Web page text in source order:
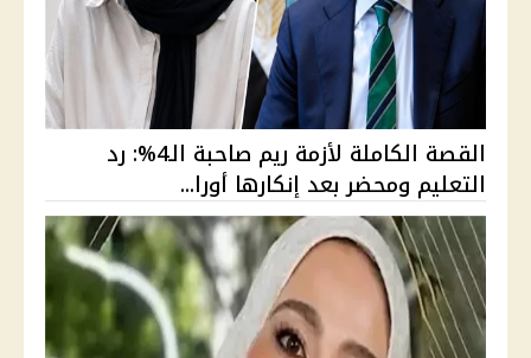
القصة الكاملة لأزمة ريم صاحبة الـ4%: رد
التعليم ومحضر بعد إنكارها أورا...